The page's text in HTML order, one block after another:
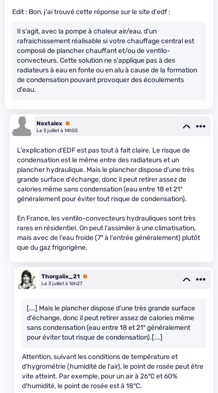
Edit : Bon, j'ai trouvé cette réponse sur le site d'edf :
Il s'agit, avec la pompe à chaleur air/eau, d'un
rafraichissement réalisable si votre chauffage central est
composé de plancher chauffant et/ou de ventilo-
convecteurs. Cette solution ne s'applique pas à des
radiateurs à eau en fonte ou en alu à cause de la formation
de condensation pouvant provoquer des écoulements
d'eau.
Nextalex Premium
Le 3 juillet à 14h55
L'explication d'EDF est pas tout à fait claire. Le risque de
condensation est le même entre des radiateurs et un
plancher hydraulique. Mais le plancher dispose d'une très
grande surface d'échange, donc il peut retirer assez de
calories même sans condensation (eau entre 18 et 21°
généralement pour éviter tout risque de condensation).
En France, les ventilo-convecteurs hydrauliques sont très
rares en résidentiel. On peut l'assimiler à une climatisation,
mais avec de l'eau froide (7° à l'entrée généralement) plutôt
que du gaz frigorigène.
Thorgalix_21 Premium
Le 3 juillet à 16h27
[...] Mais le plancher dispose d'une très grande surface
d'échange, donc il peut retirer assez de calories même
sans condensation (eau entre 18 et 21° généralement
pour éviter tout risque de condensation).[...]
Attention, suivant les conditions de température et
d'hygrométrie (humidité de l'air), le point de rosée peut être
vite atteint. Par exemple, pour un air à 26°C et 60%
d'humidité, le point de rosée est à 18°C.